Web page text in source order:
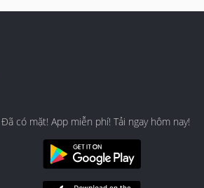
Đã có mặt! App miễn phí! Tải ngay hôm nay!